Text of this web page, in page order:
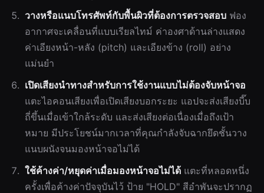
วางหรือแนบโทรศัพท์กับพื้นผิวที่ต้องการตรวจสอบ ฟอง
อากาศจะเคลื่อนที่แบบเรียลไทม์ ค่าองศาด้านล่างแสดง
ค่าเอียงหน้า-หลัง (pitch) และเอียงข้าง (roll) อย่าง
แม่นยำ
เปิดเสียงนำทางสำหรับการใช้งานแบบไม่ต้องจับหน้าจอ
แตะไอคอนเสียงเพื่อเปิดเสียงบอกระยะ แอปจะส่งเสียงบี๊บ
ถี่ขึ้นเมื่อเข้าใกล้ระดับ และส่งเสียงต่อเนื่องเมื่อถึงเป้า
หมาย มีประโยชน์มากเวลาที่คุณกำลังจับฉากยึดชั้นวาง
แนบผนังจนมองหน้าจอไม่ได้
ใช้ค้างค่า/หยุดค่าเมื่อมองหน้าจอไม่ได้ แตะที่หลอดหนึ่ง
ครั้งเพื่อค้างค่าปัจจุบันไว้ ป้าย "HOLD" สีอำพันจะปรากฏ